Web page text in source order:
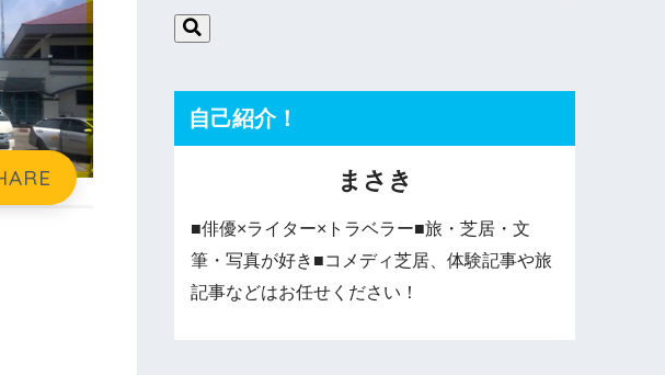
自己紹介！
まさき
■俳優×ライター×トラベラー■旅・芝居・文
筆・写真が好き■コメディ芝居、体験記事や旅
記事などはお任せください！